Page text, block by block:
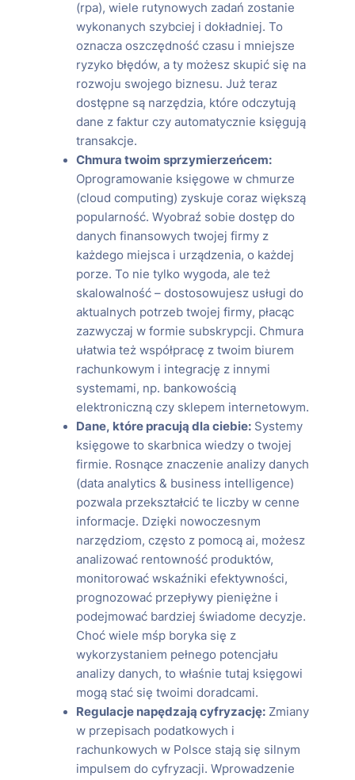
(rpa), wiele rutynowych zadań zostanie
wykonanych szybciej i dokładniej. To
oznacza oszczędność czasu i mniejsze
ryzyko błędów, a ty możesz skupić się na
rozwoju swojego biznesu. Już teraz
dostępne są narzędzia, które odczytują
dane z faktur czy automatycznie księgują
transakcje.
Chmura twoim sprzymierzeńcem:
Oprogramowanie księgowe w chmurze
(cloud computing) zyskuje coraz większą
popularność. Wyobraź sobie dostęp do
danych finansowych twojej firmy z
każdego miejsca i urządzenia, o każdej
porze. To nie tylko wygoda, ale też
skalowalność – dostosowujesz usługi do
aktualnych potrzeb twojej firmy, płacąc
zazwyczaj w formie subskrypcji. Chmura
ułatwia też współpracę z twoim biurem
rachunkowym i integrację z innymi
systemami, np. bankowością
elektroniczną czy sklepem internetowym.
Dane, które pracują dla ciebie: Systemy
księgowe to skarbnica wiedzy o twojej
firmie. Rosnące znaczenie analizy danych
(data analytics & business intelligence)
pozwala przekształcić te liczby w cenne
informacje. Dzięki nowoczesnym
narzędziom, często z pomocą ai, możesz
analizować rentowność produktów,
monitorować wskaźniki efektywności,
prognozować przepływy pieniężne i
podejmować bardziej świadome decyzje.
Choć wiele mśp boryka się z
wykorzystaniem pełnego potencjału
analizy danych, to właśnie tutaj księgowi
mogą stać się twoimi doradcami.
Regulacje napędzają cyfryzację: Zmiany
w przepisach podatkowych i
rachunkowych w Polsce stają się silnym
impulsem do cyfryzacji. Wprowadzenie